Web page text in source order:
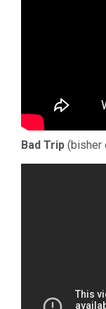
Bad Trip (bisher